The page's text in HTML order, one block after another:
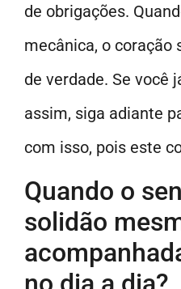
de obrigações.
mecânica, o
de verdade. Se você
assim, siga adiante
com isso, pois este
Quando o
solidão